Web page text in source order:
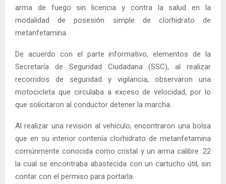
arma de fuego sin licencia y contra la salud en la
modalidad de posesión simple de clorhidrato de
metanfetamina.
De acuerdo con el parte informativo, elementos de la
Secretaría de Seguridad Ciudadana (SSC), al realizar
recorridos de seguridad y vigilancia, observaron una
motocicleta que circulaba a exceso de velocidad, por lo
que solicitaron al conductor detener la marcha.
Al realizar una revisión al vehículo, encontraron una bolsa
que en su interior contenía clorhidrato de metanfetamina
comúnmente conocida como cristal y un arma calibre .22
la cual se encontraba abastecida con un cartucho útil, sin
contar con el permiso para portarla.